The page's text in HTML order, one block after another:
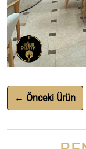
← Önceki Ürün